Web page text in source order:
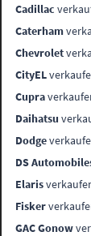
Cadillac
Caterham
Chevrolet
CityEL
Cupra
Daihatsu
Dodge
DS
Elaris
Fisker
GAC Gonow